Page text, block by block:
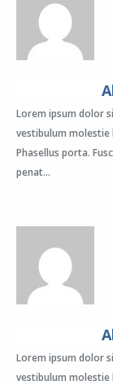
Lorem ipsum dolor
vestibulum molestie
Phasellus porta.
penat...
Lorem ipsum dolor
vestibulum molestie